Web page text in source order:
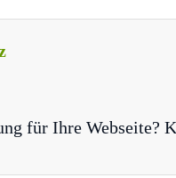
für Ihre Webseite?